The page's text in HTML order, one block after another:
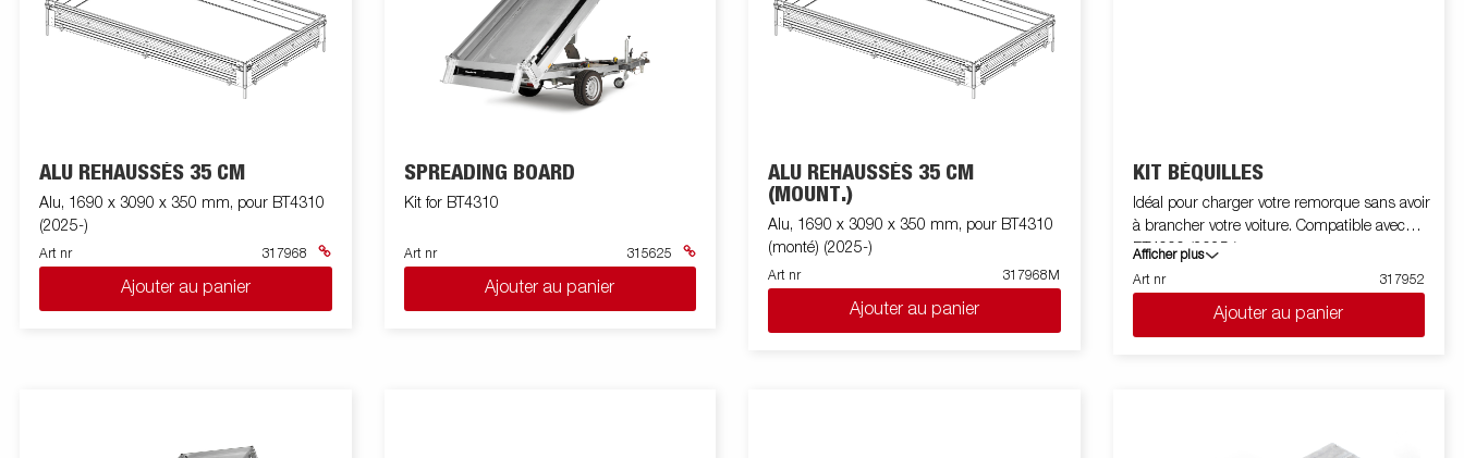
ALU REHAUSSÉS 35 CM
Alu, 1690 x 3090 x 350 mm, pour BT4310
(2025-)
Art nr 317968
Ajouter au panier
SPREADING BOARD
Kit for BT4310
Art nr 315625
Ajouter au panier
ALU REHAUSSÉS 35 CM
(MOUNT.)
Alu, 1690 x 3090 x 350 mm, pour BT4310
(monté) (2025-)
Art nr 317968M
Ajouter au panier
KIT BÉQUILLES
Idéal pour charger votre remorque sans avoir
à brancher votre voiture. Compatible avec
BT4000 (2025-).
Afficher plus
Art nr
317952
Ajouter au panier